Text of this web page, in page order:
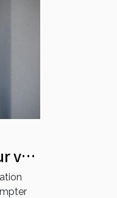
vos